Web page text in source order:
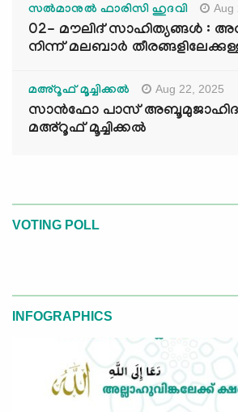
സൽമാനുൽ ഫാരിസി ഹുദവി Aug
02- മൗലിദ് സാഹിത്യങ്ങൾ :
നിന്ന് മലബാർ
മഅ്റൂഫ് മൂച്ചിക്കല്‍ Aug 22, 2025
സാൻഫോ പാസ്
മഅ്റൂഫ് മൂച്ചിക്കല്‍
VOTING POLL
INFOGRAPHICS